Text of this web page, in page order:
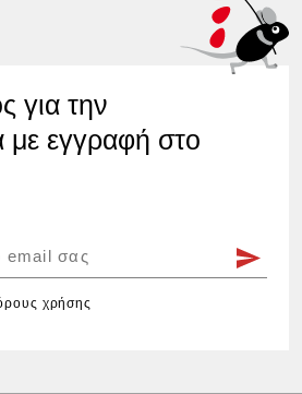
για την
με εγγραφή στο
χρήσης